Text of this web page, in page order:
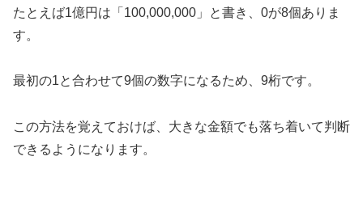
たとえば1億円は「100,000,000」と書き、0が8個ありま
す。
最初の1と合わせて9個の数字になるため、9桁です。
この方法を覚えておけば、大きな金額でも落ち着いて判断
できるようになります。